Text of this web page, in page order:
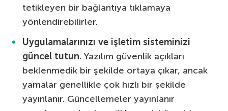
tetikleyen bir bağlantıya tıklamaya
yönlendirebilirler.
Uygulamalarınızı ve işletim sisteminizi
güncel tutun. Yazılım güvenlik açıkları
beklenmedik bir şekilde ortaya çıkar, ancak
yamalar genellikle çok hızlı bir şekilde
yayınlanır. Güncellemeler yayınlanır